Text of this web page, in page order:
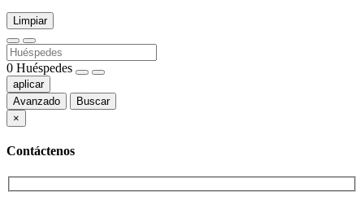
Limpiar
0 Huéspedes
aplicar
Avanzado
Buscar
×
Contáctenos